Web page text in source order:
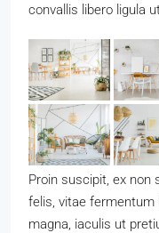
convallis libero ligula
Proin suscipit, ex non
felis, vitae fermentum
magna, iaculis ut